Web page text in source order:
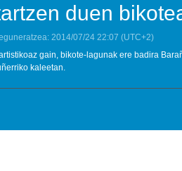
duen
2014/07/24 22:07 (UTC+2)
gain, bikote-lagunak ere badira
kaleetan.